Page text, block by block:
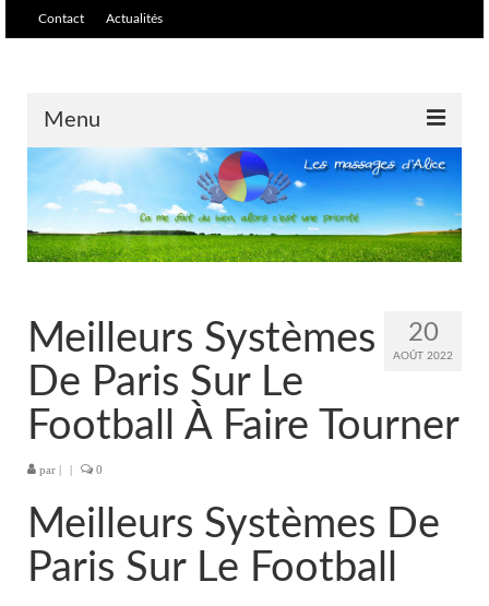
Contact Actualités
Menu
Accueil
Massages /soins
Tarifs
Massage biodynamique et ré-
équilibrant
Tarifs massages thaïlandais
KOBIDO, lifting naturel du
visage
20
AOÛT 2022
Meilleurs Systèmes
De Paris Sur Le
Football À Faire Tourner
par 0
Meilleurs Systèmes De
Paris Sur Le Football